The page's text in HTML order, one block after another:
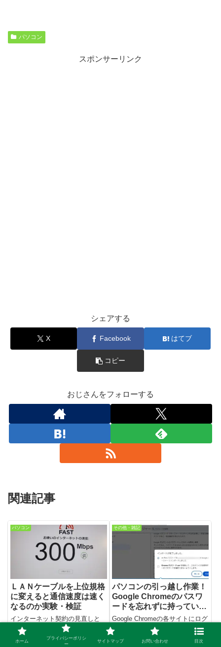
パソコン
スポンサーリンク
シェアする
X Facebook はてブ
コピー
おじさんをフォローする
関連記事
パソコン
ＬＡＮケーブルを上位規格
に変えると通信速度は速く
なるのか実験・検証
インターネット契約の見直しと
Ｖ６プラス（IPv4 over IPv6接続
サービス） で 、ＮＴＴのホーム
ゲートウェイと有線で繋げてある
その他・雑記
パソコンの引っ越し作業！
Google Chromeのパスワ
ードを忘れずに持っていこ
う
Google Chromeの各サイトにログ
インする際に必要なアカウント
（ユーザー名とパスワード）を新
しいパソコンに移行する手順を、
ホーム
プライバシーポリシ
ー
サイトマップ お問い合わせ 目次